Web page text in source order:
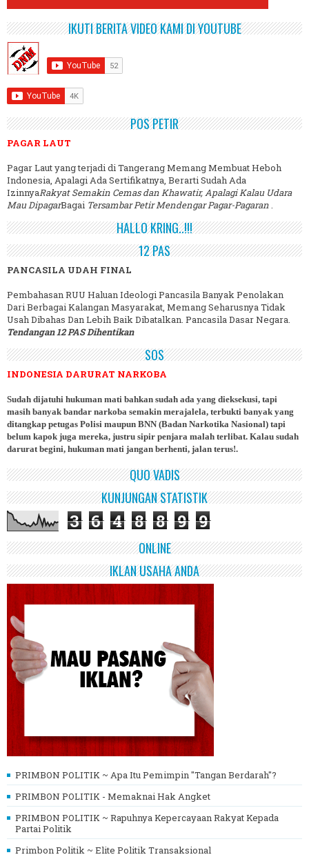
IKUTI BERITA VIDEO KAMI DI YOUTUBE
POS PETIR
PAGAR LAUT
Pagar Laut yang terjadi di Tangerang Memang Membuat Heboh
Indonesia, Apalagi Ada Sertifikatnya, Berarti Sudah Ada
IzinnyaRakyat Semakin Cemas dan Khawatir, Apalagi Kalau Udara
Mau DipagarBagai Tersambar Petir Mendengar Pagar-Pagaran.
HALLO KRING..!!!
12 PAS
PANCASILA UDAH FINAL
Pembahasan RUU Haluan Ideologi Pancasila Banyak Penolakan
Dari Berbagai Kalangan Masyarakat, Memang Seharusnya Tidak
Usah Dibahas Dan Lebih Baik Dibatalkan. Pancasila Dasar Negara.
Tendangan 12 PAS Dihentikan
SOS
INDONESIA DARURAT NARKOBA
Sudah dijatuhi hukuman mati bahkan sudah ada yang dieksekusi, tapi
masih banyak bandar narkoba semakin merajalela, terbukti banyak yang
ditangkap petugas Polisi maupun BNN (Badan Narkotika Nasional) tapi
belum kapok juga mereka, justru sipir penjara malah terlibat. Kalau sudah
darurat begini, hukuman mati jangan berhenti, jalan terus!.
QUO VADIS
KUNJUNGAN STATISTIK
3 6 4 8 8 9 9
ONLINE
IKLAN USAHA ANDA
PRIMBON POLITIK ~ Apa Itu Pemimpin "Tangan Berdarah"?
PRIMBON POLITIK - Memaknai Hak Angket
PRIMBON POLITIK ~ Rapuhnya Kepercayaan Rakyat Kepada
Partai Politik
Primbon Politik ~ Elite Politik Transaksional